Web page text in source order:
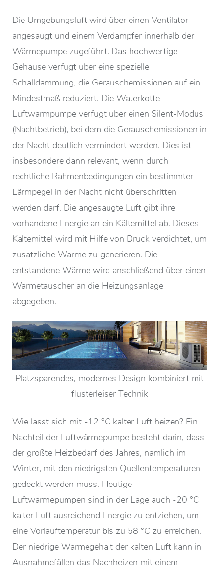
Die Umgebungsluft wird über einen Ventilator
angesaugt und einem Verdampfer innerhalb der
Wärmepumpe zugeführt. Das hochwertige
Gehäuse verfügt über eine spezielle
Schalldämmung, die Geräuschemissionen auf ein
Mindestmaß reduziert. Die Waterkotte
Luftwärmpumpe verfügt über einen Silent-Modus
(Nachtbetrieb), bei dem die Geräuschemissionen in
der Nacht deutlich vermindert werden. Dies ist
insbesondere dann relevant, wenn durch
rechtliche Rahmenbedingungen ein bestimmter
Lärmpegel in der Nacht nicht überschritten
werden darf. Die angesaugte Luft gibt ihre
vorhandene Energie an ein Kältemittel ab. Dieses
Kältemittel wird mit Hilfe von Druck verdichtet, um
zusätzliche Wärme zu generieren. Die
entstandene Wärme wird anschließend über einen
Wärmetauscher an die Heizungsanlage
abgegeben.
Platzsparendes, modernes Design kombiniert mit
flüsterleiser Technik
Wie lässt sich mit -12 °C kalter Luft heizen? Ein
Nachteil der Luftwärmepumpe besteht darin, dass
der größte Heizbedarf des Jahres, nämlich im
Winter, mit den niedrigsten Quellentemperaturen
gedeckt werden muss. Heutige
Luftwärmepumpen sind in der Lage auch -20 °C
kalter Luft ausreichend Energie zu entziehen, um
eine Vorlauftemperatur bis zu 58 °C zu erreichen.
Der niedrige Wärmegehalt der kalten Luft kann in
Ausnahmefällen das Nachheizen mit einem